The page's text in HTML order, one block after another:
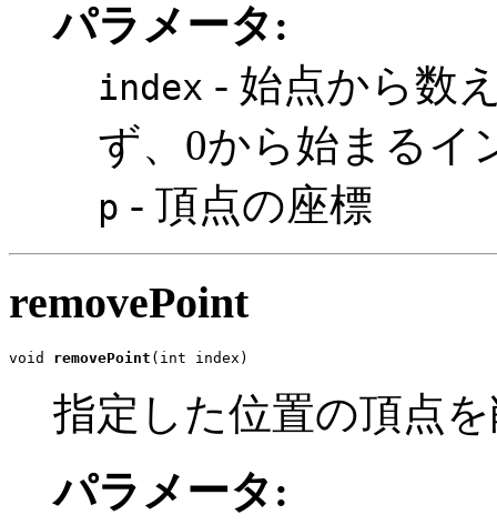
パラメータ:
index - 始点から数
ず、0から始まるイ
p - 頂点の座標
removePoint
void removePoint (int index)
指定した位置の頂点
パラメータ: